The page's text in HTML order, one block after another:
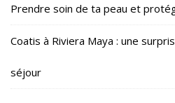
Prendre soin de ta peau et
Coatis à Riviera Maya : une
séjour